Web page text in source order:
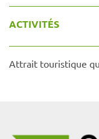
ACTIVITÉS
Attrait touristique